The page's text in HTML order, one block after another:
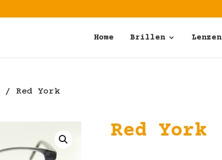
Home Brillen Lenzen
/ Red York
Red York